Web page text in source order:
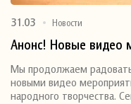
31.03 Новости
Анонс! Новые видео
Мы продолжаем
новыми видео
народного творчества.